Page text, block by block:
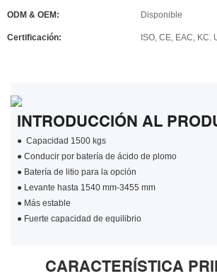
ODM & OEM: Disponible
Certificación: ISO, CE, EAC, KC.
INTRODUCCIÓN AL
● Capacidad 1500 kgs
● Conducir por batería de ácido de plomo
● Batería de litio para la opción
● Levante hasta 1540 mm-3455 mm
● Más estable
● Fuerte capacidad de equilibrio
CARACTERÍSTICA